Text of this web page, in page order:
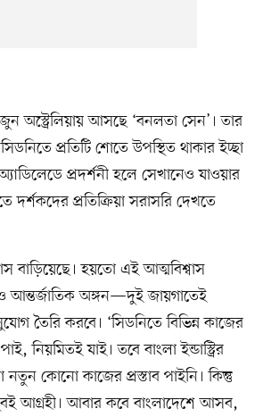
অস্ট্রেলিয়ায় আসছে ‘বনলতা সেন’। তার
প্রতিটি শোতে উপস্থিত থাকার ইচ্ছা
প্রদর্শনী হলে সেখানেও যাওয়ার
দর্শকদের প্রতিক্রিয়া সরাসরি দেখতে
বাড়িয়েছে। হয়তো এই আত্মবিশ্বাস
আন্তর্জাতিক অঙ্গন—দুই জায়গাতেই
তৈরি করবে। ‘সিডনিতে বিভিন্ন কাজের
নিয়মিতই যাই। তবে বাংলা ইন্ডাস্ট্রির
কোনো কাজের প্রস্তাব পাইনি। কিন্তু
আগ্রহী। আবার কবে বাংলাদেশে আসব,